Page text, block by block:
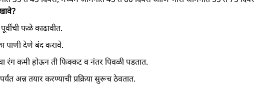
फळे काढावीत.
पाणी देणे बंद करावे.
रंग कमी होऊन ती फिक्कट व नंतर पिवळी पडतात.
अन्न तयार करण्याची प्रक्रिया सुरूच ठेवतात.